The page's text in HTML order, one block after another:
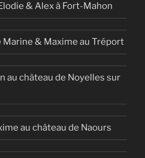
& Alex à Fort-Mahon
Marine & Maxime au Tréport
au château de Noyelles sur
au château de Naours